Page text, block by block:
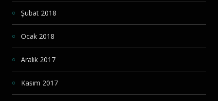
Şubat 2018
Ocak 2018
Aralık 2017
Kasım 2017